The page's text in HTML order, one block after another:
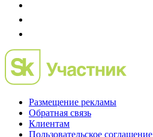
Размещение рекламы
Обратная связь
Клиентам
Пользовательское соглашение